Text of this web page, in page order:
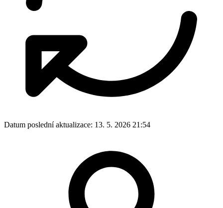
Datum poslední aktualizace: 13. 5. 2026 21:54